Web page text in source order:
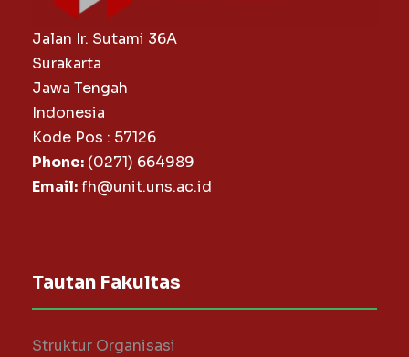
Jalan Ir. Sutami 36A
Surakarta
Jawa Tengah
Indonesia
Kode Pos : 57126
Phone: (0271) 664989
Email:fh@unit.uns.ac.id
Tautan Fakultas
Struktur Organisasi